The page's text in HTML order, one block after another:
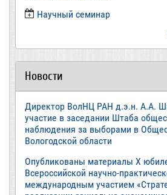
​Научный семинар
Новости
Директор ВолНЦ РАН д.э.н. А.А.
участие в заседании Штаба
наблюдения за выборами в
Вологодской области
Опубликованы материалы X
Всероссийской научно-
международным участием